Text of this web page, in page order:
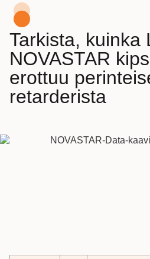
Tarkista, kuinka
NOVASTAR
erottuu
retarderista